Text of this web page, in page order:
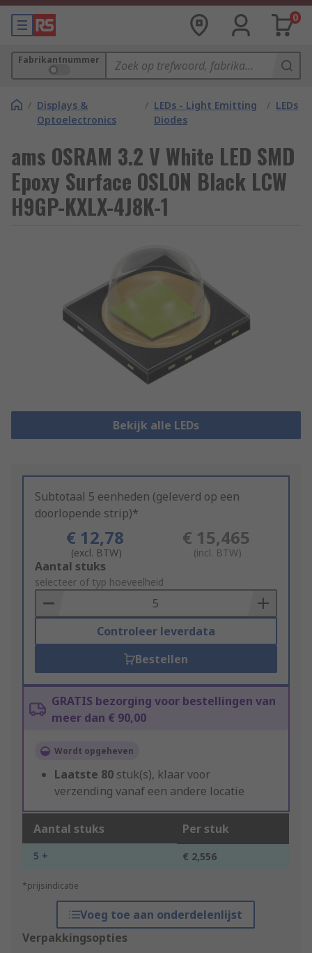
0
Fabrikantnummer
/ Displays &
Optoelectronics
/ LEDs - Light Emitting
Diodes
/ LEDs
ams OSRAM 3.2 V White LED SMD
Epoxy Surface OSLON Black LCW
H9GP-KXLX-4J8K-1
Bekijk alle LEDs
Subtotaal 5 eenheden (geleverd op een
doorlopende strip)*
€ 12,78
(excl. BTW)
€ 15,465
(incl. BTW)
Add
to
Basket
Aantal stuks
selecteer of typ hoeveelheid
Controleer leverdata
Bestellen
GRATIS bezorging voor bestellingen van
meer dan € 90,00
Wordt opgeheven
Laatste 80 stuk(s), klaar voor
verzending vanaf een andere locatie
Aantal stuks Per stuk
5 + € 2,556
*prijsindicatie
Voeg toe aan onderdelenlijst
Verpakkingsopties